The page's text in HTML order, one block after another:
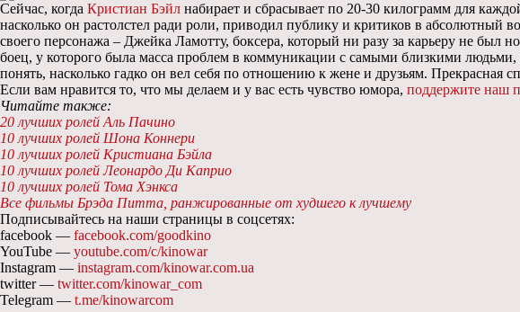
Сейчас, когда Кристиан Бэйл набирает и сбрасывает по 20-30 килограмм для
насколько он растолстел ради роли, приводил публику и критиков в абсолютный
своего персонажа – Джейка Ламотту, боксера, который ни разу за карьеру не был
боец, у которого была масса проблем в коммуникации с самыми близкими
понять, насколько гадко он вел себя по отношению к жене и друзьям. Прекрасная
Если вам нравится то, что мы делаем и у вас есть чувство юмора, поддержите наш
Читайте также:
20 лучших ролей Аль Пачино
10 лучших ролей Шона Коннери
10 лучших ролей Кристиана Бэйла
10 лучших ролей Леонардо Ди Каприо
10 лучших ролей Тома Хэнкса
Все фильмы Брэда Питта, ранжированные от худшего к лучшему
Подписывайтесь на наши страницы в соцсетях:
facebook — facebook.com/goodkino
YouTube — youtube.com/c/kinowar
Instagram — instagram.com/kinowar.com.ua
twitter — twitter.com/kinowar_com
Telegram — t.me/kinowarcom